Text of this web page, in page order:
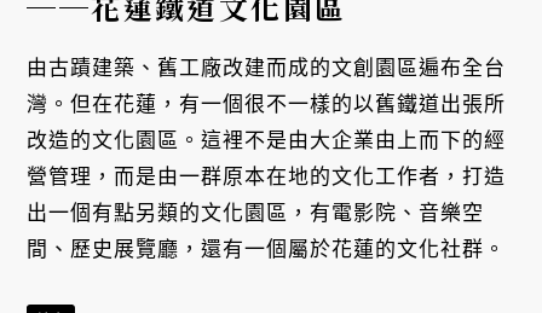
由古蹟建築、舊工廠改建而成的文創園區遍布全台
灣。但在花蓮，有一個很不一樣的以舊鐵道出張所
改造的文化園區。這裡不是由大企業由上而下的經
營管理，而是由一群原本在地的文化工作者，打造
出一個有點另類的文化園區，有電影院、音樂空
間、歷史展覽廳，還有一個屬於花蓮的文化社群。